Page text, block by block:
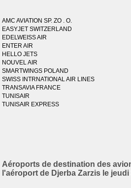
AMC AVIATION SP. ZO . O.
EASYJET SWITZERLAND
EDELWEISS AIR
ENTER AIR
HELLO JETS
NOUVEL AIR
SMARTWINGS POLAND
SWISS INTRNATIONAL AIR LINES
TRANSAVIA FRANCE
TUNISAIR
TUNISAIR EXPRESS
Aéroports de destination des
l'aéroport de Djerba Zarzis le jeudi